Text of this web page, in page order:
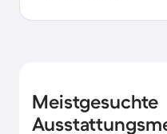
Meistgesuchte